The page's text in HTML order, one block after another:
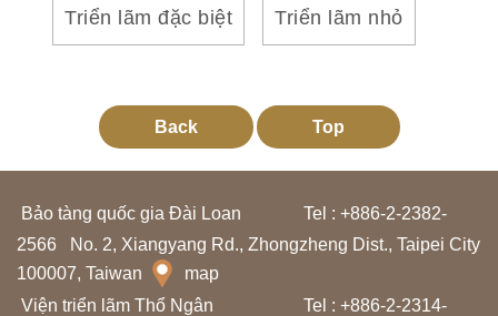
c
T
h
ô
n
g
Triển lãm đặc biệt Triển lãm nhỏ
Back Top
Bảo tàng quốc gia Đài Loan
Tel : +886-2-2382-
2566
No. 2, Xiangyang Rd., Zhongzheng Dist., Taipei City
100007, Taiwan
map
Viện triển lãm Thổ Ngân
Tel : +886-2-2314-